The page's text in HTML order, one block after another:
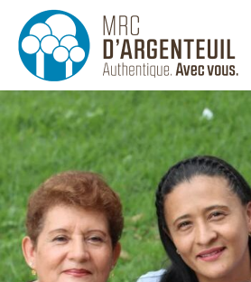
Génie
Protection des paysages
Carrières et sablières
Équipe